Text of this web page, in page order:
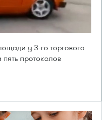
у 3-го торгового
протоколов